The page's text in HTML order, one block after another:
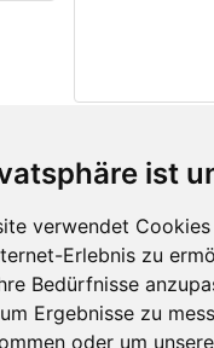
ist
verwendet
Erlebnis zu
Bedürfnisse
Ergebnisse zu
oder um